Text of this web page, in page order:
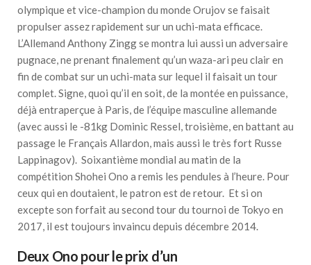
olympique et vice-champion du monde Orujov se faisait
propulser assez rapidement sur un uchi-mata efficace.
L’Allemand Anthony Zingg se montra lui aussi un adversaire
pugnace, ne prenant finalement qu’un waza-ari peu clair en
fin de combat sur un uchi-mata sur lequel il faisait un tour
complet. Signe, quoi qu’il en soit, de la montée en puissance,
déjà entraperçue à Paris, de l’équipe masculine allemande
(avec aussi le -81kg Dominic Ressel, troisième, en battant au
passage le Français Allardon, mais aussi le très fort Russe
Lappinagov). Soixantième mondial au matin de la
compétition Shohei Ono a remis les pendules à l’heure. Pour
ceux qui en doutaient, le patron est de retour. Et si on
excepte son forfait au second tour du tournoi de Tokyo en
2017, il est toujours invaincu depuis décembre 2014.
Deux Ono pour le prix d’un